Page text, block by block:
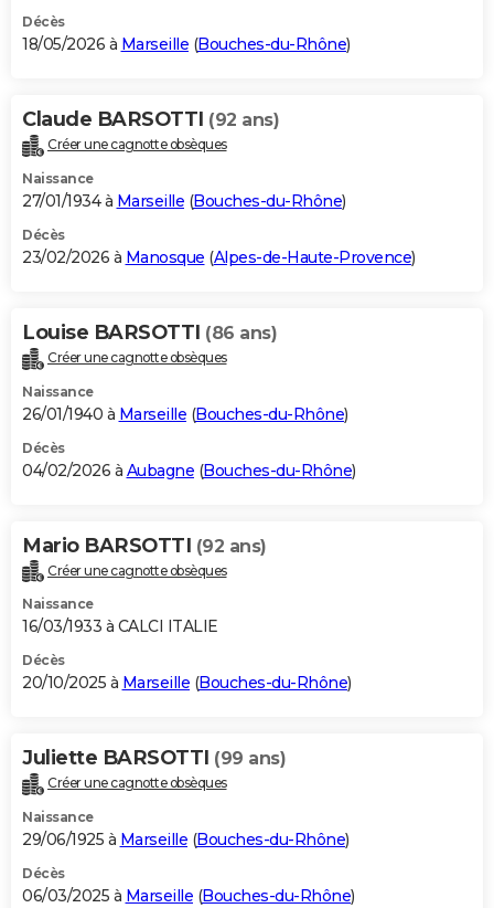
S'inscrire
Se connecter
Lycées
Collèges
Primaires
Universités
Entreprises
Service militaire
Avis de recherche
AVIS DE DÉCÈS
Bricolage
Lifestyle
Culture
Sport
Auto
Television
Voyage
Cinema
Décès
18/05/2026 à Marseille (Bouches-du-Rhône)
Claude BARSOTTI (92 ans)
Créer une cagnotte obsèques
Naissance
27/01/1934 à Marseille (Bouches-du-Rhône)
Décès
23/02/2026 à Manosque (Alpes-de-Haute-Provence)
Louise BARSOTTI (86 ans)
Créer une cagnotte obsèques
Naissance
26/01/1940 à Marseille (Bouches-du-Rhône)
Décès
04/02/2026 à Aubagne (Bouches-du-Rhône)
Mario BARSOTTI (92 ans)
Créer une cagnotte obsèques
Naissance
16/03/1933 à CALCI ITALIE
Décès
20/10/2025 à Marseille (Bouches-du-Rhône)
Juliette BARSOTTI (99 ans)
Créer une cagnotte obsèques
Naissance
29/06/1925 à Marseille (Bouches-du-Rhône)
Décès
06/03/2025 à Marseille (Bouches-du-Rhône)